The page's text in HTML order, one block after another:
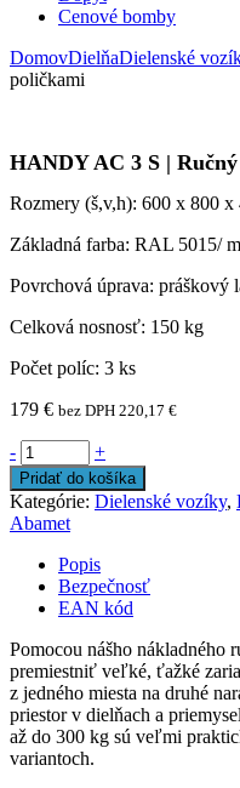
Cenové bomby
DomovDielňaDielenské
poličkami
HANDY AC 3 S |
Rozmery (š,v,h): 600 x 800 x
Základná farba: RAL 5015/
Povrchová úprava: práškový
Celková nosnosť: 150 kg
Počet políc: 3 ks
179 € bez DPH 220,17 €
- +
Pridať do košíka
Kategórie: Dielenské vozíky,
Abamet
Popis
Bezpečnosť
EAN kód
Pomocou nášho nákladného
premiestniť veľké, ťažké
z jedného miesta na druhé
priestor v dielňach a
až do 300 kg sú veľmi
variantoch.